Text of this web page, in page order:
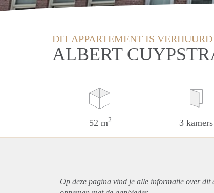
DIT APPARTEMENT IS VERHUURD
ALBERT
52 m2 3 kamers
Op deze pagina vind je alle informatie over dit